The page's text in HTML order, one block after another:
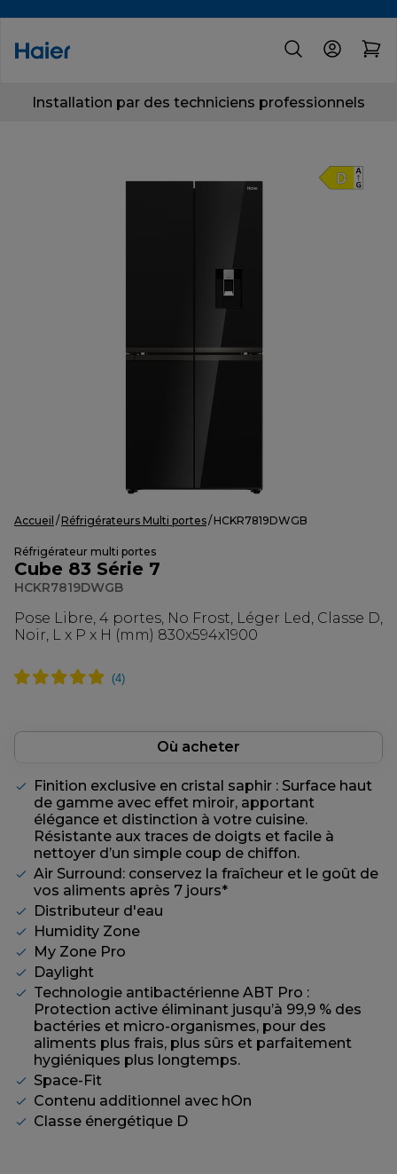
Installation par des techniciens professionnels
Accueil Réfrigérateurs Multi portes HCKR7819DWGB
Réfrigérateur multi portes
Cube 83 Série 7
HCKR7819DWGB
Pose Libre, 4 portes, No Frost, Léger Led, Classe D,
Noir, L x P x H (mm) 830x594x1900
Où acheter
Finition exclusive en cristal saphir : Surface haut
de gamme avec effet miroir, apportant
élégance et distinction à votre cuisine.
Résistante aux traces de doigts et facile à
nettoyer d’un simple coup de chiffon.
Air Surround: conservez la fraîcheur et le goût de
vos aliments après 7 jours*
Distributeur d'eau
Humidity Zone
My Zone Pro
Daylight
Technologie antibactérienne ABT Pro :
Protection active éliminant jusqu’à 99,9 % des
bactéries et micro-organismes, pour des
aliments plus frais, plus sûrs et parfaitement
hygiéniques plus longtemps.
Space-Fit
Contenu additionnel avec hOn
Classe énergétique D